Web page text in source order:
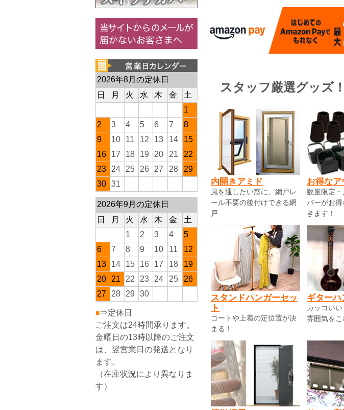
2026年8月の定休日
日
月 火 水 木 金
土
1
2
3 4 5 6 7
8
9
10 11 12 13 14
15
16
17 18 19 20 21
22
23
24 25 26 27 28
29
30 31
2026年9月の定休日
日
月 火 水 木 金
土
1
2 3 4
5
6
7 8 9 10 11
12
13
14 15 16 17 18
19
20
21 22 23 24 25
26
27
28 29 30
■⇒定休日
ご注文は24時間承ります。
金曜日の13時以降のご注文
は、翌営業日の発送となり
ます。
（在庫状況により異なりま
す）
スタッフ厳選グッズ！
内開きアミド
風を通したい窓に。網戸レ
ール不要の後付けできる網
戸
お得な
数量限定
バーがお
きます！
スタンドハンガーセッ
ト
コートや上着の定位置が決
まる！
ギターハ
カッコい
雰囲気をこ